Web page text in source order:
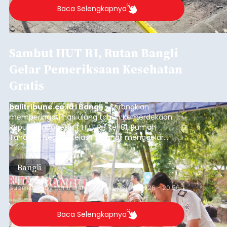
Baca Selengkapnya
Sambut HUT RI, Rutan Bangli
Gelar Pemeriksaan Kesehatan
Gratis
balitribune.co.id I Bangli -Serangkian
memperingati hari ulang tahun Kemerdekaan
Republik Indonesia ( HUT RI) ke-81, Rumah
Tahanan Negara Kelas II B Bangli menggelar
kegiatan pemeriksaan kesehatan gratis, Rabu
(6/8/2026).
Bangli
Submitted bycontributor Thu, 08/06/2026 - 20:56
Baca Selengkapnya